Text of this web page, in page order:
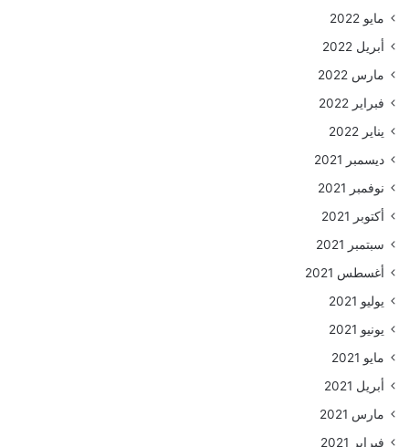
مايو 2022
أبريل 2022
مارس 2022
فبراير 2022
يناير 2022
ديسمبر 2021
نوفمبر 2021
أكتوبر 2021
سبتمبر 2021
أغسطس 2021
يوليو 2021
يونيو 2021
مايو 2021
أبريل 2021
مارس 2021
فبراير 2021